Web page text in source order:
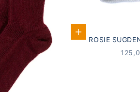
In den Warenkorb
ROSIE